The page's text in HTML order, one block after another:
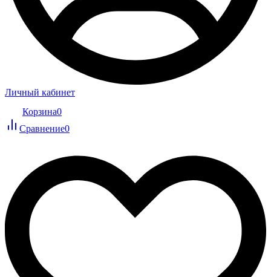
Личный кабинет
Корзина0
Сравнение0